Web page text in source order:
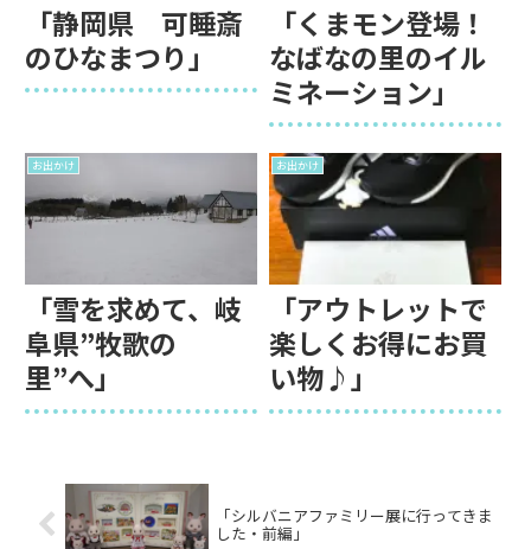
「静岡県 可睡斎
のひなまつり」
「くまモン登場！
なばなの里のイル
ミネーション」
お出かけ
「雪を求めて、岐
阜県”牧歌の
里”へ」
お出かけ
「アウトレットで
楽しくお得にお買
い物♪」
「シルバニアファミリー展に行ってきま
した・前編」